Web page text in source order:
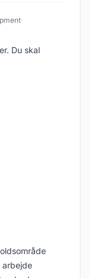
·
Du skal
arbejde